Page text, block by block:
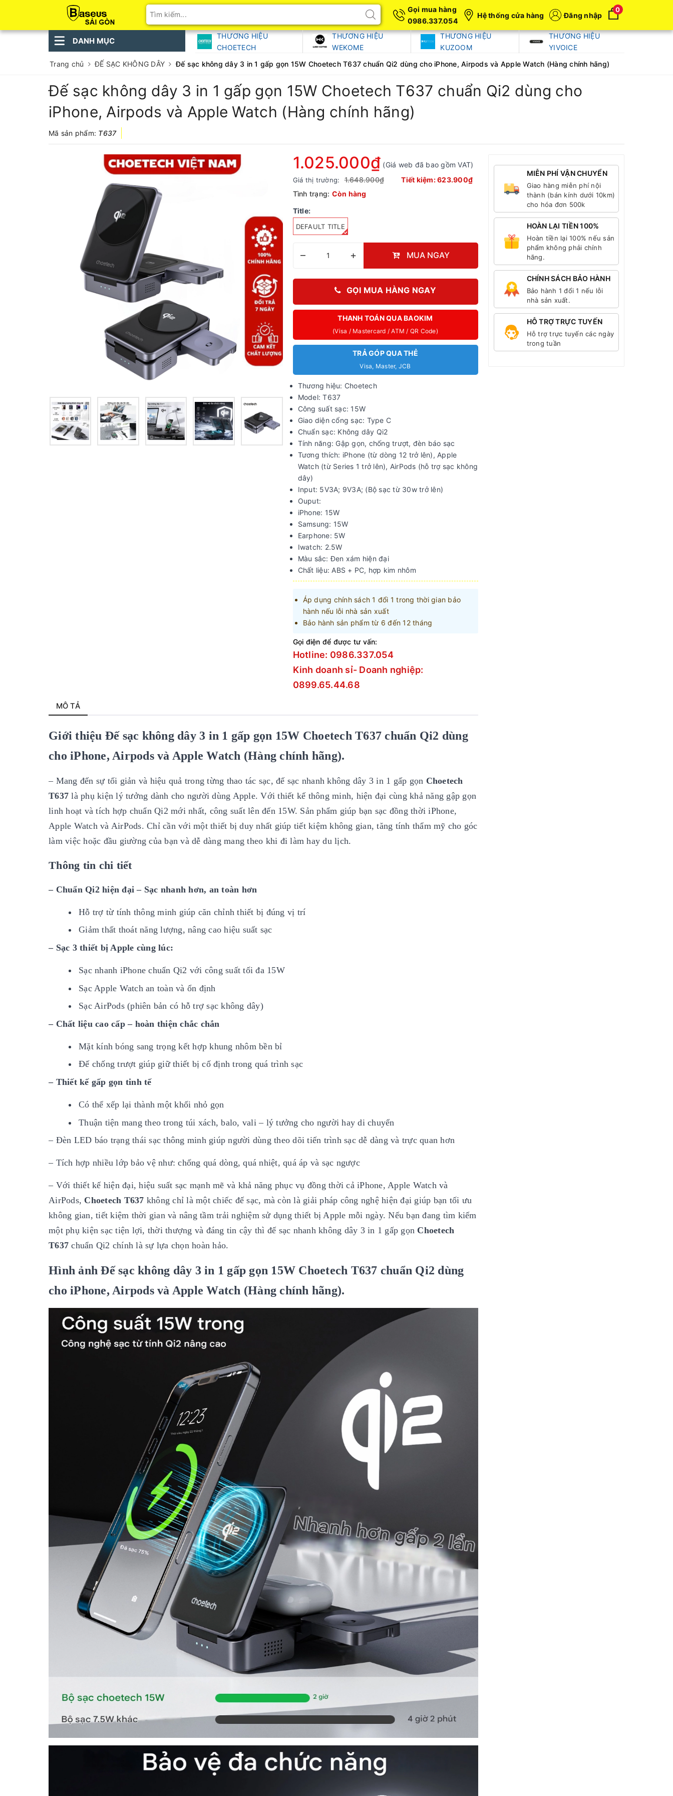
Gọi mua hàng
0986.337.054
Hệ thống cửa hàng Đăng nhập
0
DANH MỤC
THƯƠNG HIỆU
CHOETECH
THƯƠNG HIỆU
WEKOME
THƯƠNG HIỆU
KUZOOM
THƯƠNG HIỆU
YIVOICE
Trang chủ
ĐẾ SẠC KHÔNG DÂY Đế sạc không dây 3 in 1 gấp gọn 15W Choetech T637 chuẩn Qi2 dùng cho iPhone, Airpods và Apple Watch (Hàng chính hãng)
Đế sạc không dây 3 in 1 gấp gọn 15W Choetech T637 chuẩn Qi2 dùng cho
iPhone, Airpods và Apple Watch (Hàng chính hãng)
Mã sản phẩm: T637
1.025.000₫ (Giá web đã bao gồm VAT)
Giá thị trường: 1.648.900₫ Tiết kiệm:623.900₫
Tình trạng: Còn hàng
Title:
DEFAULT TITLE
– + MUA NGAY
GỌI MUA HÀNG NGAY
THANH TOÁN QUA BAOKIM
(Visa / Mastercard / ATM / QR Code)
TRẢ GÓP QUA THẺ
Visa, Master, JCB
Thương hiệu: Choetech
Model: T637
Công suất sạc: 15W
Giao diện cổng sạc: Type C
Chuẩn sạc: Không dây Qi2
Tính năng: Gập gọn, chống trượt, đèn báo sạc
Tương thích: iPhone (từ dòng 12 trở lên), Apple
Watch (từ Series 1 trở lên), AirPods (hỗ trợ sạc không
dây)
Input: 5V3A; 9V3A; (Bộ sạc từ 30w trở lên)
Ouput:
iPhone: 15W
Samsung: 15W
Earphone: 5W
Iwatch: 2.5W
Màu sắc: Đen xám hiện đại
Chất liệu: ABS + PC, hợp kim nhôm
Áp dụng chính sách 1 đổi 1 trong thời gian bảo
hành nếu lỗi nhà sản xuất
Bảo hành sản phẩm từ 6 đến 12 tháng
Gọi điện để được tư vấn:
Hotline: 0986.337.054
Kinh doanh sỉ- Doanh nghiệp:
0899.65.44.68
MIỄN PHÍ VẬN CHUYỂN
Giao hàng miễn phí nội
thành (bán kính dưới 10km)
cho hóa đơn 500k
HOÀN LẠI TIỀN 100%
Hoàn tiền lại 100% nếu sản
phẩm không phải chính
hãng.
CHÍNH SÁCH BẢO HÀNH
Bảo hành 1 đổi 1 nếu lỗi
nhà sản xuất.
HỖ TRỢ TRỰC TUYẾN
Hỗ trợ trực tuyến các ngày
trong tuần
MÔ TẢ
Giới thiệu Đế sạc không dây 3 in 1 gấp gọn 15W Choetech T637 chuẩn Qi2 dùng
cho iPhone, Airpods và Apple Watch (Hàng chính hãng).
– Mang đến sự tối giản và hiệu quả trong từng thao tác sạc, đế sạc nhanh không dây 3 in 1 gấp gọn Choetech
T637 là phụ kiện lý tưởng dành cho người dùng Apple. Với thiết kế thông minh, hiện đại cùng khả năng gập gọn
linh hoạt và tích hợp chuẩn Qi2 mới nhất, công suất lên đến 15W. Sản phẩm giúp bạn sạc đồng thời iPhone,
Apple Watch và AirPods. Chỉ cần với một thiết bị duy nhất giúp tiết kiệm không gian, tăng tính thẩm mỹ cho góc
làm việc hoặc đầu giường của bạn và dễ dàng mang theo khi đi làm hay du lịch.
Thông tin chi tiết
– Chuẩn Qi2 hiện đại – Sạc nhanh hơn, an toàn hơn
Hỗ trợ từ tính thông minh giúp căn chỉnh thiết bị đúng vị trí
Giảm thất thoát năng lượng, nâng cao hiệu suất sạc
– Sạc 3 thiết bị Apple cùng lúc:
Sạc nhanh iPhone chuẩn Qi2 với công suất tối đa 15W
Sạc Apple Watch an toàn và ổn định
Sạc AirPods (phiên bản có hỗ trợ sạc không dây)
– Chất liệu cao cấp – hoàn thiện chắc chắn
Mặt kính bóng sang trọng kết hợp khung nhôm bền bỉ
Đế chống trượt giúp giữ thiết bị cố định trong quá trình sạc
– Thiết kế gấp gọn tinh tế
Có thể xếp lại thành một khối nhỏ gọn
Thuận tiện mang theo trong túi xách, balo, vali – lý tưởng cho người hay di chuyển
– Đèn LED báo trạng thái sạc thông minh giúp người dùng theo dõi tiến trình sạc dễ dàng và trực quan hơn
– Tích hợp nhiều lớp bảo vệ như: chống quá dòng, quá nhiệt, quá áp và sạc ngược
– Với thiết kế hiện đại, hiệu suất sạc mạnh mẽ và khả năng phục vụ đồng thời cả iPhone, Apple Watch và
AirPods, Choetech T637 không chỉ là một chiếc đế sạc, mà còn là giải pháp công nghệ hiện đại giúp bạn tối ưu
không gian, tiết kiệm thời gian và nâng tầm trải nghiệm sử dụng thiết bị Apple mỗi ngày. Nếu bạn đang tìm kiếm
một phụ kiện sạc tiện lợi, thời thượng và đáng tin cậy thì đế sạc nhanh không dây 3 in 1 gấp gọn Choetech
T637 chuẩn Qi2 chính là sự lựa chọn hoàn hảo.
Hình ảnh Đế sạc không dây 3 in 1 gấp gọn 15W Choetech T637 chuẩn Qi2 dùng
cho iPhone, Airpods và Apple Watch (Hàng chính hãng).